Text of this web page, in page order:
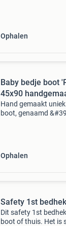
Ophalen
Baby bedje boot
45x90
Hand gemaakt
boot, genaamd
Ophalen
Safety 1st
Dit safety 1st
boot of thuis. Het is